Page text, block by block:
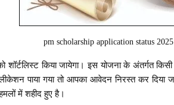
pm scholarship application status 2025
शॉर्टलिस्ट किया जायेगा। इस योजना के अंतर्गत
पाया गया तो आपका आवेदन निरस्त कर दिया
में शहीद हुए है।